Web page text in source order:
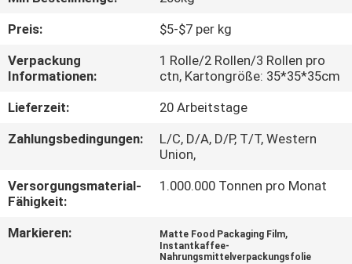
TRETEN
SIE
MIT
UNS
IN
VERBINDUNG
FORDERN
SIE
Preis:
$5-$7 per kg
Verpackung
Informationen:
1 Rolle/2 Rollen/3 Rollen pro
ctn, Kartongröße: 35*35*35cm
Lieferzeit:
20 Arbeitstage
Zahlungsbedingungen:
L/C, D/A, D/P, T/T, Western
Union,
Versorgungsmaterial-
Fähigkeit:
1.000.000 Tonnen pro Monat
Markieren: Matte Food Packaging Film,
Instantkaffee-
Nahrungsmittelverpackungsfolie